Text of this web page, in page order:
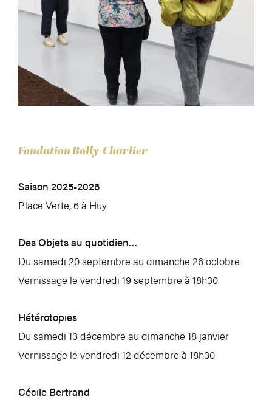
Fondation Bolly-Charlier
Saison 2025-2026
Place Verte, 6 à Huy
Des Objets au quotidien…
Du samedi 20 septembre au dimanche 26 octobre
Vernissage le vendredi 19 septembre à 18h30
Hétérotopies
Du samedi 13 décembre au dimanche 18 janvier
Vernissage le vendredi 12 décembre à 18h30
Cécile Bertrand